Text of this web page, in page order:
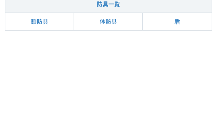
防具一覧
頭防具 体防具 盾